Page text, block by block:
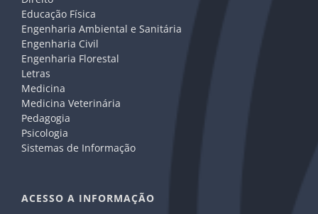
Educação Física
Engenharia Ambiental e Sanitária
Engenharia Civil
Engenharia Florestal
Letras
Medicina
Medicina Veterinária
Pedagogia
Psicologia
Sistemas de Informação
ACESSO A INFORMAÇÃO